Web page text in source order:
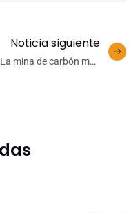
Noticia siguiente
La mina de carbón más